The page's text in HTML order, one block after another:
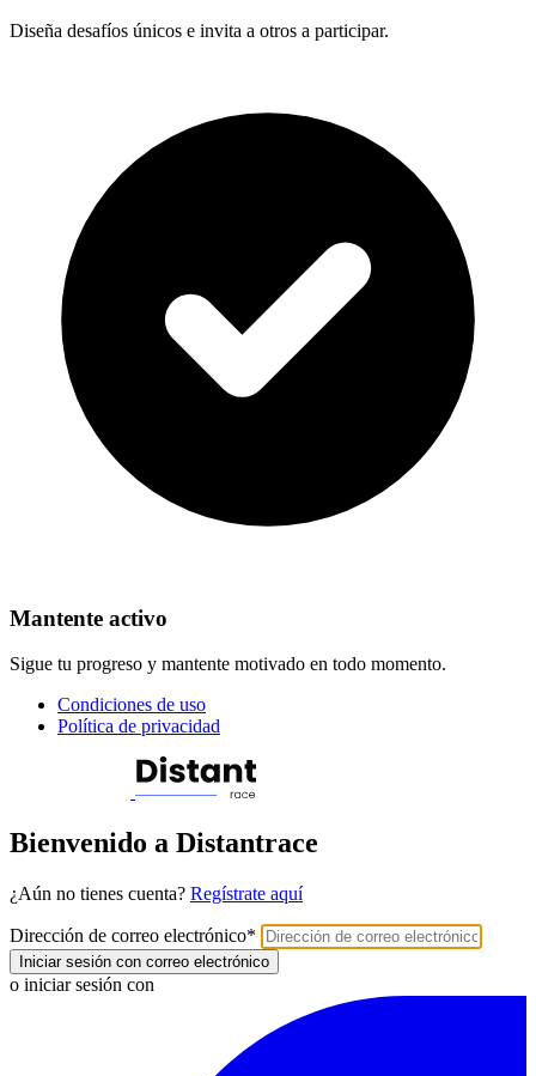
Diseña desafíos únicos e invita a otros a participar.
Mantente activo
Sigue tu progreso y mantente motivado en todo momento.
Condiciones de uso
Política de privacidad
Bienvenido a Distantrace
¿Aún no tienes cuenta? Regístrate aquí
Dirección de correo electrónico*
Iniciar sesión con correo electrónico
o iniciar sesión con